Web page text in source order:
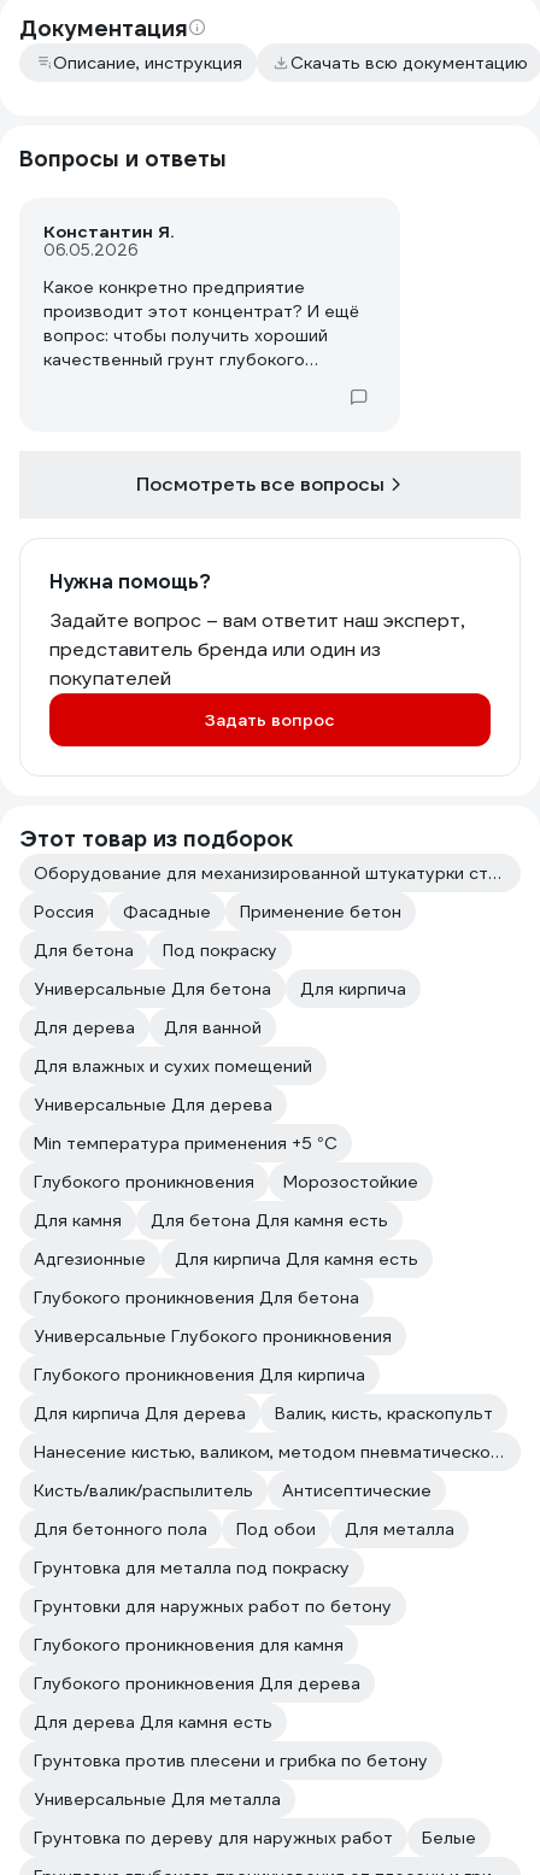
Документация
Описание, инструкция Скачать всю документацию
Вопросы и ответы
Константин Я.
06.05.2026
Какое конкретно предприятие
производит этот концентрат? И ещë
вопрос: чтобы получить хороший
качественный грунт глубокого
оштукатуриванием, в какой пропорции
Посмотреть все вопросы
Нужна помощь?
Задайте вопрос – вам ответит наш эксперт,
представитель бренда или один из
покупателей
Задать вопрос
Этот товар из подборок
Оборудование для механизированной штукатурки стен
Россия
Фасадные
Применение бетон
Для бетона
Под покраску
Универсальные Для бетона
Для кирпича
Для дерева
Для ванной
Для влажных и сухих помещений
Универсальные Для дерева
Min температура применения +5 °С
Глубокого проникновения
Морозостойкие
Для камня
Для бетона Для камня есть
Адгезионные
Для кирпича Для камня есть
Глубокого проникновения Для бетона
Универсальные Глубокого проникновения
Глубокого проникновения Для кирпича
Для кирпича Для дерева
Валик, кисть, краскопульт
Нанесение кистью, валиком, методом пневматического и безвоздушного распыления.
Кисть/валик/распылитель
Антисептические
Для бетонного пола
Под обои
Для металла
Грунтовка для металла под покраску
Грунтовки для наружных работ по бетону
Глубокого проникновения для камня
Глубокого проникновения Для дерева
Для дерева Для камня есть
Грунтовка против плесени и грибка по бетону
Универсальные Для металла
Грунтовка по дереву для наружных работ
Белые